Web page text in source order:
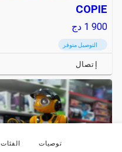
COPIE
1 900 دج
التوصيل متوفر
إتصال
توصيات الفئات